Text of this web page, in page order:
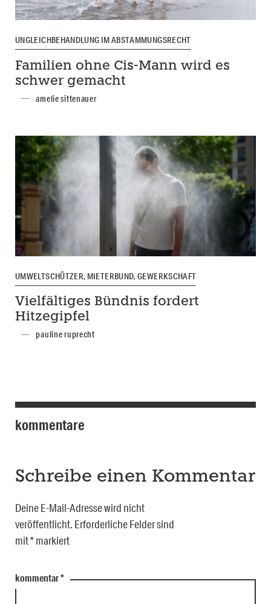
UNGLEICHBEHANDLUNG IM ABSTAMMUNGSRECHT
Familien ohne Cis-Mann wird es
schwer gemacht
amelie sittenauer
UMWELTSCHÜTZER, MIETERBUND, GEWERKSCHAFT
Vielfältiges Bündnis fordert
Hitzegipfel
pauline ruprecht
kommentare
Schreibe einen Kommentar
Deine E-Mail-Adresse wird nicht
veröffentlicht. Erforderliche Felder sind
mit*markiert
kommentar*